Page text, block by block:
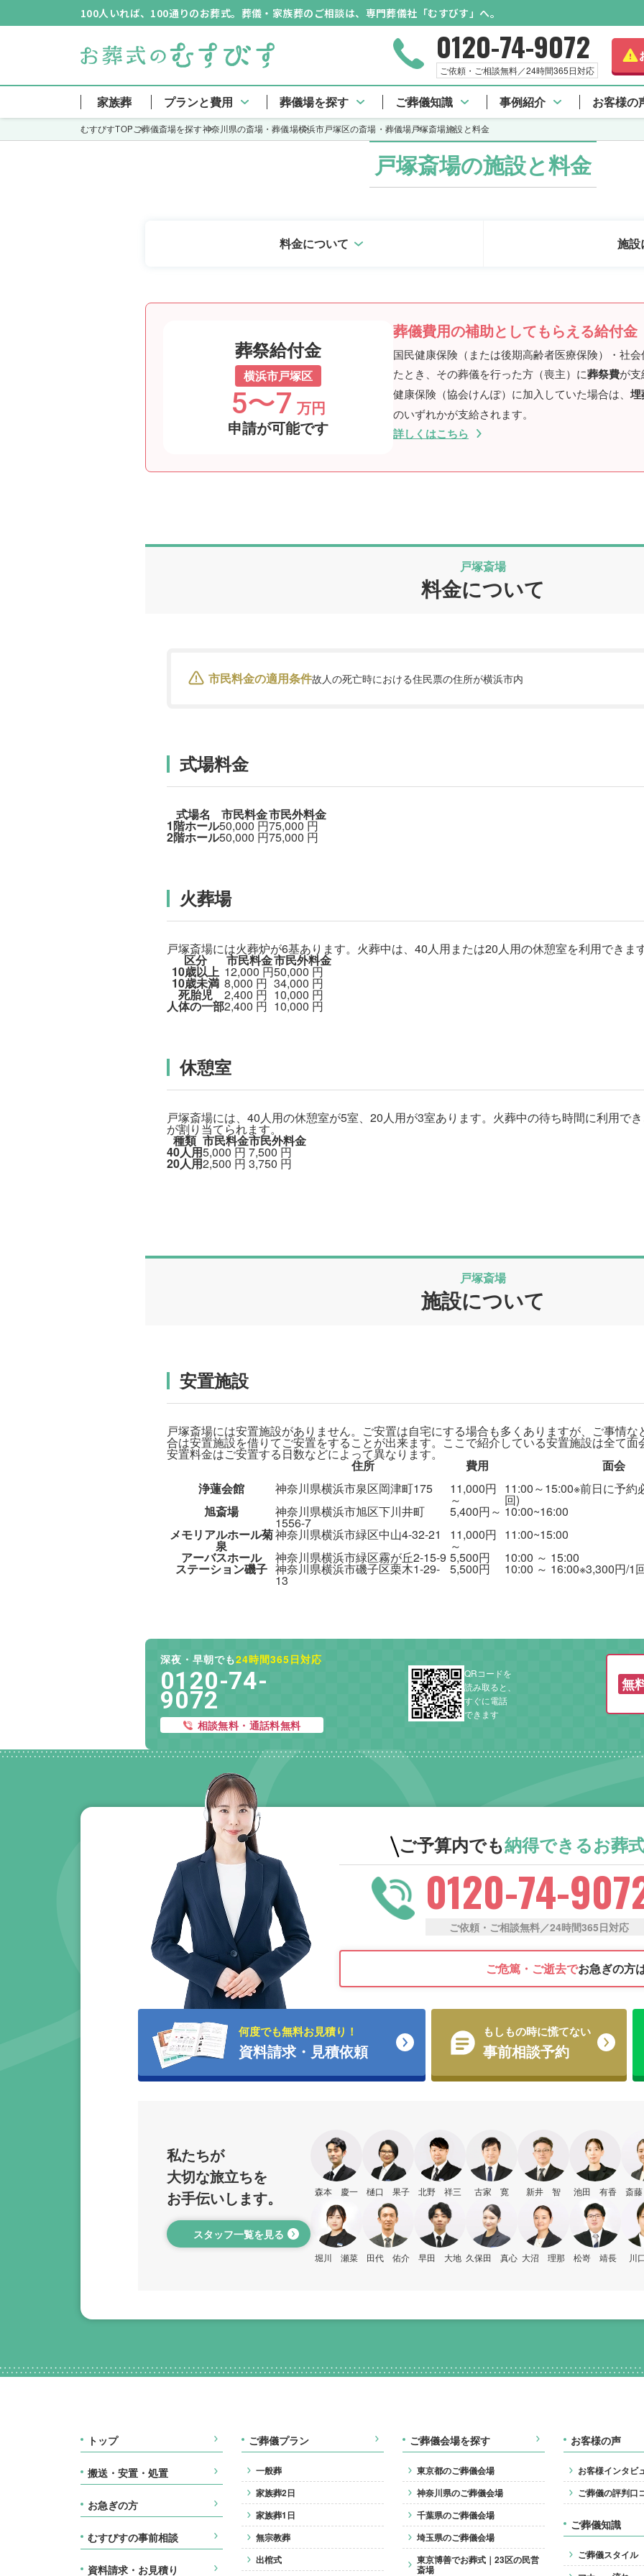
100人いれば、100通りのお葬式。葬儀・家族葬のご相談は、専門葬儀社「むすびす」へ。
0120-74-9072
ご依頼・ご相談無料／24時間365日対応
家族葬 プランと費用 葬儀場を探す ご葬儀知識 事例紹介 お客様の
むすびすTOPご葬儀斎場を探す神奈川県の斎場・葬儀場横浜市戸塚区の斎場・葬儀場戸塚斎場施設と料金
戸塚斎場の施設と料金
料金について 施設
葬祭給付金
横浜市戸塚区
5〜7 万円
申請が可能です
葬儀費用の補助としてもらえる給付金
国民健康保険（または後期高齢者医療保険）・社
たとき、その葬儀を行った方（喪主）に葬祭費が
健康保険（協会けんぽ）に加入していた場合は、埋
のいずれかが支給されます。
詳しくはこちら
戸塚斎場
料金について
市民料金の適用条件故人の死亡時における住民票の住所が横浜市内
式場料金
式場名 市民料金市民外料金
1階ホール50,000円75,000円
2階ホール50,000 円75,000 円
火葬場
戸塚斎場には火葬炉が6基あります。火葬中は、40人用または20人用の休憩室を利用できま
区分 市民料金市民外料金
10歳以上 12,000円50,000円
10歳未満 8,000 円 34,000 円
死胎児 2,400 円 10,000 円
人体の一部2,400 円 10,000 円
休憩室
戸塚斎場には、40人用の休憩室が5室、20人用が3室あります。火葬中の待ち時間に利用で
が割り当てられます。
種類 市民料金市民外料金
40人用5,000 円 7,500円
20人用2,500 円 3,750 円
戸塚斎場
施設について
安置施設
戸塚斎場には安置施設がありません。ご安置は自宅にする場合も多くありますが、ご事情
合は安置施設を借りてご安置をすることが出来ます。ここで紹介している安置施設は全て面
安置料金はご安置する日数などによって異なります。
住所 費用
面会
浄蓮会館
神奈川県横浜市泉区岡津町175 11,000円
～
11:00～15:00※前日に予約
回)
旭斎場 神奈川県横浜市旭区下川井町
1556-7
5,400円～ 10:00~16:00
メモリアルホール菊
泉
神奈川県横浜市緑区中山4-32-21 11,000円
～
11:00~15:00
アーバスホール
神奈川県横浜市緑区霧が丘2-15-9 5,500円 10:00 ～ 15:00
ステーション磯子 神奈川県横浜市磯子区栗木1-29-
13
5,500円 10:00 ～ 16:00※3,300円/1
深夜・早朝でも24時間365日対応
0120-74-
9072
相談無料・通話料無料
QRコードを
読み取ると、
すぐに電話
できます
無
戸塚斎場 TOP 口コミ一覧 施設と料金 アクセス情報
ご予算内でも納得できるお葬
0120-74-
ご依頼・ご相談無料／24時間365日対応
ご危篤・ご逝去でお急ぎの方
何度でも無料お見積り！
資料請求・ 見積依頼
もしもの時に慌てない
事前相談予約
私たちが
大切な旅立ちを
お手伝いします。
スタッフ一覧を見る
森本 慶一 樋口 果子 北野 祥三 古家 寛 新井 智 池田 有香 斎
堀川 瀬菜 田代 佑介 早田 大地 久保田 真心 大沼 理那 松嵜 靖長 川
トップ
搬送・安置・処置
お急ぎの方
むすびすの事前相談
資料請求・お見積り
ご葬儀プラン
一般葬
家族葬2日
家族葬1日
無宗教葬
出棺式
ご葬儀会場を探す
東京都のご葬儀会場
神奈川県のご葬儀会場
千葉県のご葬儀会場
埼玉県のご葬儀会場
東京博善でお葬式｜23区の民営
斎場
お客様の声
お客様インタビ
ご葬儀の評判口
ご葬儀知識
ご葬儀スタイル